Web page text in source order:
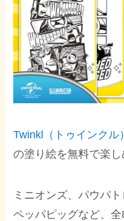
Twinkl（トゥインクル）
の塗り絵を無料で楽し
ミニオンズ、パウパ
ペッパピッグなど、全